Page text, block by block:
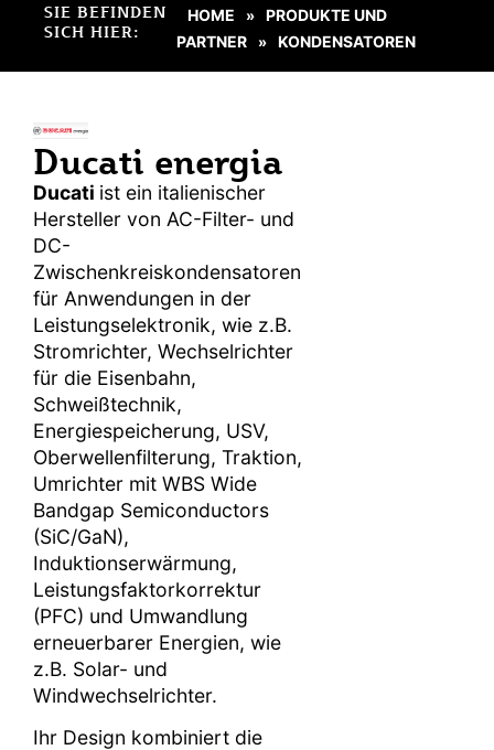
SIE BEFINDEN
SICH HIER:
HOME »
PRODUKTE UND
PARTNER
» KONDENSATOREN
Ducati energia
Ducati ist ein italienischer
Hersteller von AC-Filter- und
DC-
Zwischenkreiskondensatoren
für Anwendungen in der
Leistungselektronik, wie z.B.
Stromrichter, Wechselrichter
für die Eisenbahn,
Schweißtechnik,
Energiespeicherung, USV,
Oberwellenfilterung, Traktion,
Umrichter mit WBS Wide
Bandgap Semiconductors
(SiC/GaN),
Induktionserwärmung,
Leistungsfaktorkorrektur
(PFC) und Umwandlung
erneuerbarer Energien, wie
z.B. Solar- und
Windwechselrichter.
Ihr Design kombiniert die